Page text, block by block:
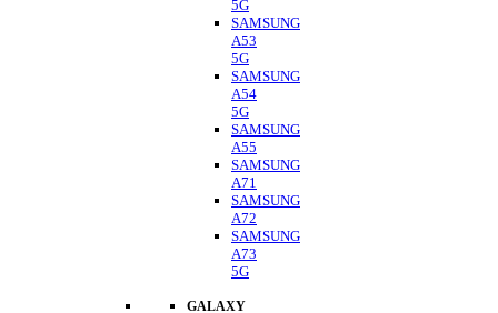
5G
SAMSUNG
A53
5G
SAMSUNG
A54
5G
SAMSUNG
A55
SAMSUNG
A71
SAMSUNG
A72
SAMSUNG
A73
5G
GALAXY